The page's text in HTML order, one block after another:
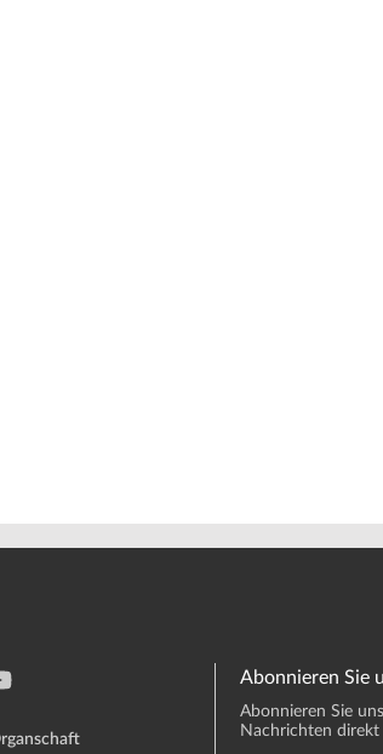
Abonnieren Sie
Abonnieren Sie
Nachrichten